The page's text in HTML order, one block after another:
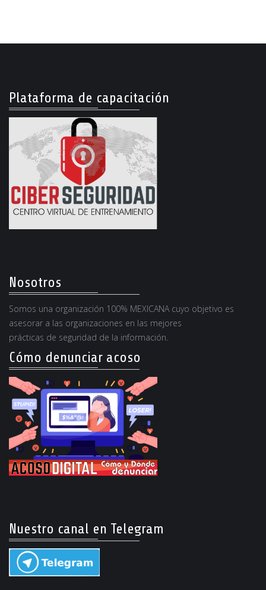
Plataforma de capacitación
Nosotros
Somos una organización 100% MEXICANA cuyo objetivo es
asesorar a las organizaciones en las mejores
prácticas de seguridad de la información.
Cómo denunciar acoso
Nuestro canal en Telegram